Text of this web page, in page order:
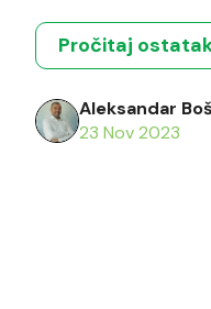
otkrijte praktične
Pročitaj
Aleksandar
23 Nov 2023